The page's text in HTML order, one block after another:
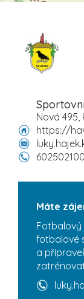
Nová 495,
https://
602502100
Máte
Fotbalový
fotbalové
a